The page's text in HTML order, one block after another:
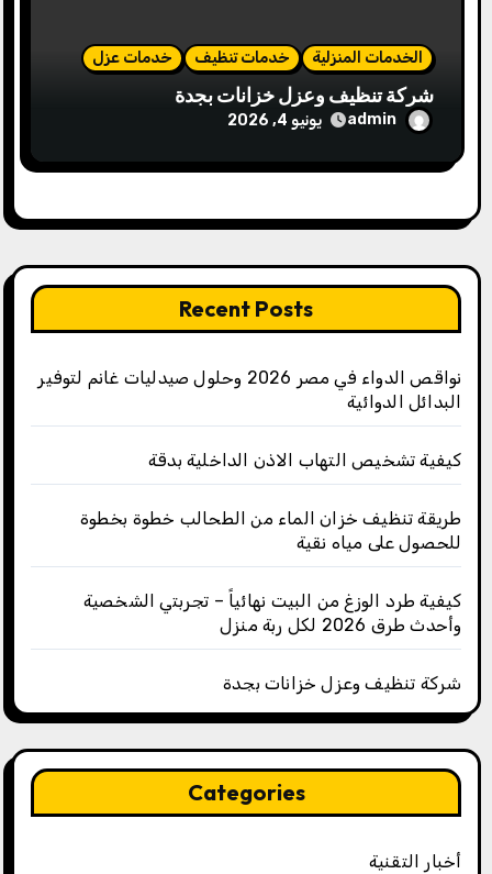
الخدمات المنزلية خدمات تنظيف خدمات عزل
شركة تنظيف وعزل خزانات بجدة
admin يونيو 4, 2026
Recent Posts
نواقص الدواء في مصر 2026 وحلول صيدليات غانم لتوفير
البدائل الدوائية
كيفية تشخيص التهاب الاذن الداخلية بدقة
طريقة تنظيف خزان الماء من الطحالب خطوة بخطوة
للحصول على مياه نقية
كيفية طرد الوزغ من البيت نهائياً – تجربتي الشخصية
وأحدث طرق 2026 لكل ربة منزل
شركة تنظيف وعزل خزانات بجدة
Categories
أخبار التقنية